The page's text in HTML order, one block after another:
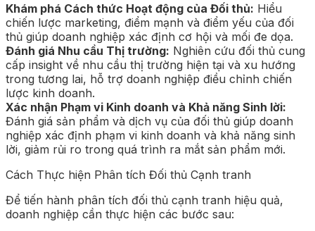
Khám phá Cách thức Hoạt động của Đối thủ: Hiểu
chiến lược marketing, điểm mạnh và điểm yếu của đối
thủ giúp doanh nghiệp xác định cơ hội và mối đe dọa.
Đánh giá Nhu cầu Thị trường: Nghiên cứu đối thủ cung
cấp insight về nhu cầu thị trường hiện tại và xu hướng
trong tương lai, hỗ trợ doanh nghiệp điều chỉnh chiến
lược kinh doanh.
Xác nhận Phạm vi Kinh doanh và Khả năng Sinh lời:
Đánh giá sản phẩm và dịch vụ của đối thủ giúp doanh
nghiệp xác định phạm vi kinh doanh và khả năng sinh
lời, giảm rủi ro trong quá trình ra mắt sản phẩm mới.
Cách Thực hiện Phân tích Đối thủ Cạnh tranh
Để tiến hành phân tích đối thủ cạnh tranh hiệu quả,
doanh nghiệp cần thực hiện các bước sau: